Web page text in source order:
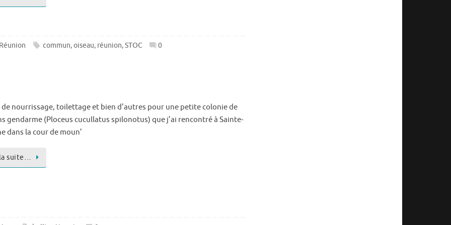
commun,oiseau, réunion,STOC 0
de nourrissage, toilettage et bien d’autres pour une petite colonie de
gendarme (Ploceus cucullatus spilonotus) que j’ai rencontré à Sainte-
dans la cour de moun’
suite…